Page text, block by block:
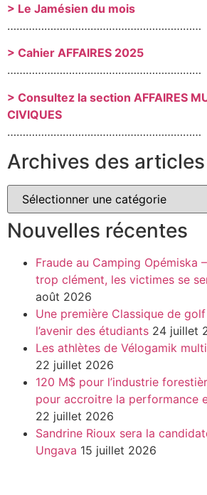
> Le Jamésien du mois
………………………………………………………
> Cahier AFFAIRES 2025
………………………………………………………
> Consultez la section AFFAIRES
CIVIQUES
………………………………………………………
Archives des
Nouvelles récentes
Fraude au Camping Opémiska
trop clément, les victimes se
août 2026
Une première Classique de
l’avenir des étudiants 24 juillet
Les athlètes de Vélogamik
22 juillet 2026
120 M$ pour l’industrie
pour accroitre la performance
22 juillet 2026
Sandrine Rioux sera la
Ungava 15 juillet 2026